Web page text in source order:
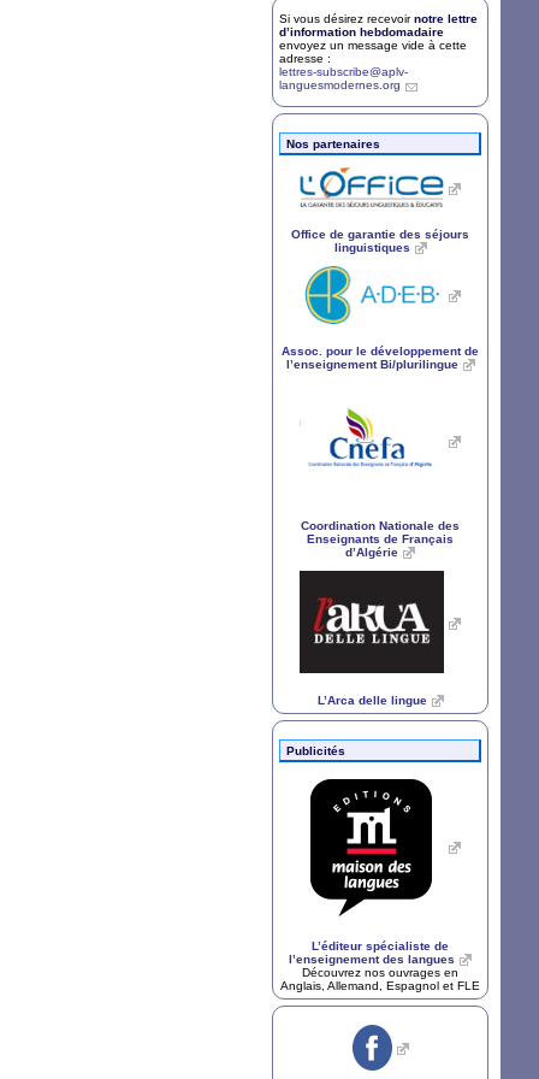
Si vous désirez recevoirnotre lettre
d’information hebdomadaire
envoyez un message vide à cette
adresse :
lettres-subscribe@aplv-
languesmodernes.org
Nos partenaires
Office de garantie des séjours
linguistiques
Assoc. pour le développement de
l’enseignement Bi/plurilingue
Coordination Nationale des
Enseignants de Français
d’Algérie
L’Arca delle lingue
Publicités
L’éditeur spécialiste de
l’enseignement des langues
Découvrez nos ouvrages en
Anglais, Allemand, Espagnol et FLE